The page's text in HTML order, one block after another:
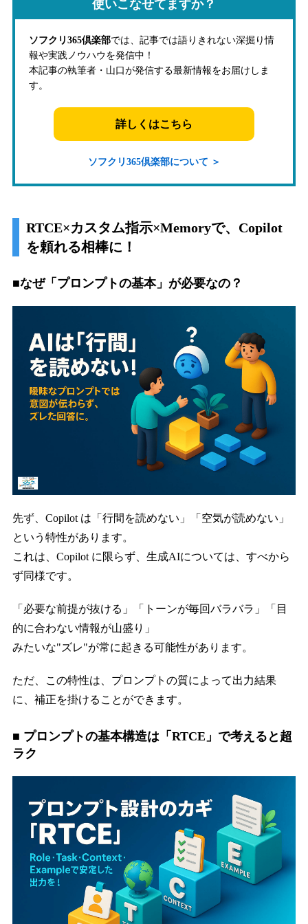
使いこなせてますか？
ソフクリ365倶楽部では、記事では語りきれない深掘り情
報や実践ノウハウを発信中！
本記事の執筆者・山口が発信する最新情報をお届けしま
す。
詳しくはこちら
ソフクリ365倶楽部について ＞
RTCE×カスタム指示×Memoryで、Copilot
を頼れる相棒に！
■なぜ「プロンプトの基本」が必要なの？
先ず、Copilot は「行間を読めない」「空気が読めない」
という特性があります。
これは、Copilot に限らず、生成AIについては、すべから
ず同様です。
「必要な前提が抜ける」「トーンが毎回バラバラ」「目
的に合わない情報が山盛り」
みたいな"ズレ"が常に起きる可能性があります。
ただ、この特性は、プロンプトの質によって出力結果
に、補正を掛けることができます。
■ プロンプトの基本構造は「RTCE」で考えると超
ラク